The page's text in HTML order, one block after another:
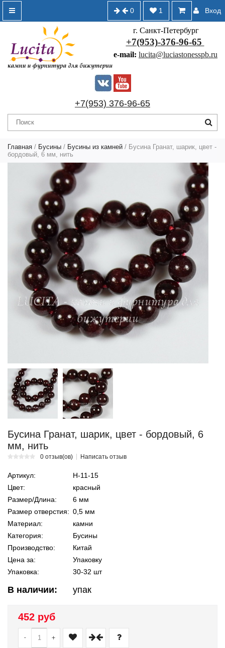
Вход
1
0
г. Санкт-Петербург
+7(953)-376-96-65
e-mail: lucita@luciastonesspb.ru
+7(953) 376-96-65
Главная / Бусины / Бусины из камней / Бусина Гранат, шарик, цвет -
бордовый, 6 мм, нить
Бусина Гранат, шарик, цвет - бордовый, 6
мм, нить
0 отзыв(ов) Написать отзыв
Артикул:
Н-11-15
Цвет:
красный
Размер/Длина:
6 мм
Размер отверстия: 0,5 мм
Материал:
камни
Категория:
Бусины
Производство:
Китай
Цена за:
Упаковку
Упаковка:
30-32 шт
В наличии: упак
452 руб
- +